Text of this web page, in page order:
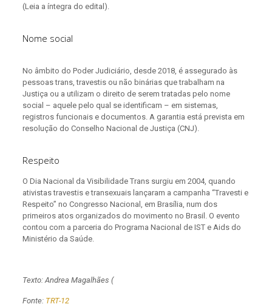
(Leia a íntegra do edital).
Nome social
No âmbito do Poder Judiciário, desde 2018, é assegurado às
pessoas trans, travestis ou não binárias que trabalham na
Justiça ou a utilizam o direito de serem tratadas pelo nome
social – aquele pelo qual se identificam – em sistemas,
registros funcionais e documentos. A garantia está prevista em
resolução do Conselho Nacional de Justiça (CNJ).
Respeito
O Dia Nacional da Visibilidade Trans surgiu em 2004, quando
ativistas travestis e transexuais lançaram a campanha “Travesti e
Respeito” no Congresso Nacional, em Brasília, num dos
primeiros atos organizados do movimento no Brasil. O evento
contou com a parceria do Programa Nacional de IST e Aids do
Ministério da Saúde.
Texto: Andrea Magalhães (
Fonte: TRT-12